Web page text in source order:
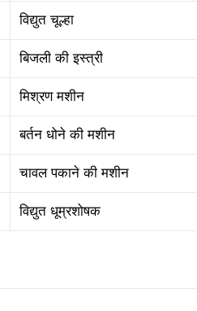
विद्युत चूल्हा
बिजली की इस्त्री
मिश्रण मशीन
बर्तन धोने की मशीन
चावल पकाने की मशीन
विद्युत धूम्रशोषक